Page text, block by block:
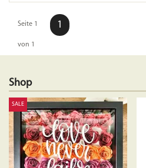
Seite 1
von 1
1
Shop
SALE